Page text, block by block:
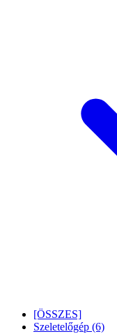
[ÖSSZES]
Szeletelőgép (6)